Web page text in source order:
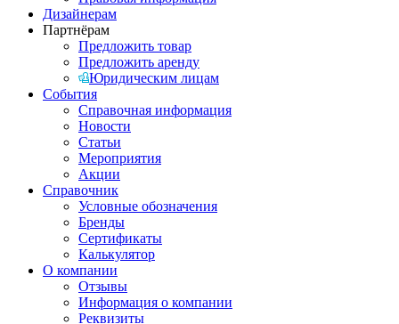
Дизайнерам
Партнёрам
Предложить товар
Предложить аренду
Юридическим лицам
События
Справочная информация
Новости
Статьи
Мероприятия
Акции
Справочник
Условные обозначения
Бренды
Сертификаты
Калькулятор
О компании
Отзывы
Информация о компании
Реквизиты